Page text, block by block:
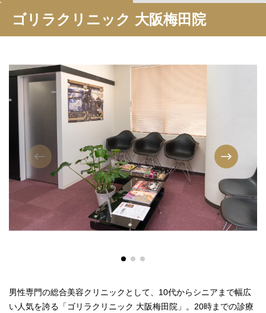
ゴリラクリニック 大阪梅田院
男性専門の総合美容クリニックとして、10代からシニアまで幅広
い人気を誇る「ゴリラクリニック 大阪梅田院」。20時までの診療